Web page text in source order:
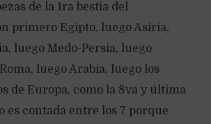
de la 1ra bestia del
primero Egipto, luego Asiria,
luego Medo-Persia, luego
luego Arabia, luego los
de Europa, como la 8va y última
es contada entre los 7 porque